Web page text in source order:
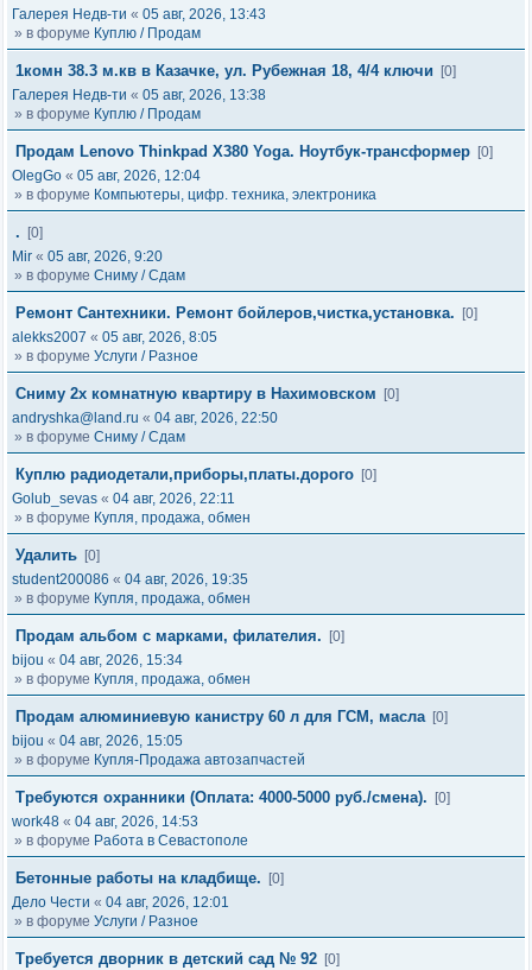
Галерея Недв-ти « 05 авг, 2026, 13:43
» в форуме Куплю / Продам
1комн 38.3 м.кв в Казачке, ул. Рубежная 18, 4/4 ключи
[0]
Галерея Недв-ти « 05 авг, 2026, 13:38
» в форуме Куплю / Продам
Продам Lenovo Thinkpad X380 Yoga. Ноутбук-трансформер [0]
OlegGo « 05 авг, 2026, 12:04
» в форуме Компьютеры, цифр. техника, электроника
.
[0]
Mir « 05 авг, 2026, 9:20
» в форуме Сниму / Сдам
Ремонт Сантехники. Ремонт бойлеров,чистка,установка.
[0]
alekks2007 « 05 авг, 2026, 8:05
» в форуме Услуги / Разное
Сниму 2х комнатную квартиру в Нахимовском
[0]
andryshka@land.ru « 04 авг, 2026, 22:50
» в форуме Сниму / Сдам
Куплю радиодетали,приборы,платы.дорого [0]
Golub_sevas « 04 авг, 2026, 22:11
» в форуме Купля, продажа, обмен
Удалить [0]
student200086 « 04 авг, 2026, 19:35
» в форуме Купля, продажа, обмен
Продам альбом с марками, филателия.
[0]
bijou « 04 авг, 2026, 15:34
» в форуме Купля, продажа, обмен
Продам алюминиевую канистру 60 л для ГСМ, масла [0]
bijou « 04 авг, 2026, 15:05
» в форуме Купля-Продажа автозапчастей
Требуются охранники (Оплата: 4000-5000 руб./смена).
[0]
work48 « 04 авг, 2026, 14:53
» в форуме Работа в Севастополе
Бетонные работы на кладбище.
[0]
Дело Чести « 04 авг, 2026, 12:01
» в форуме Услуги / Разное
Требуется дворник в детский сад № 92 [0]